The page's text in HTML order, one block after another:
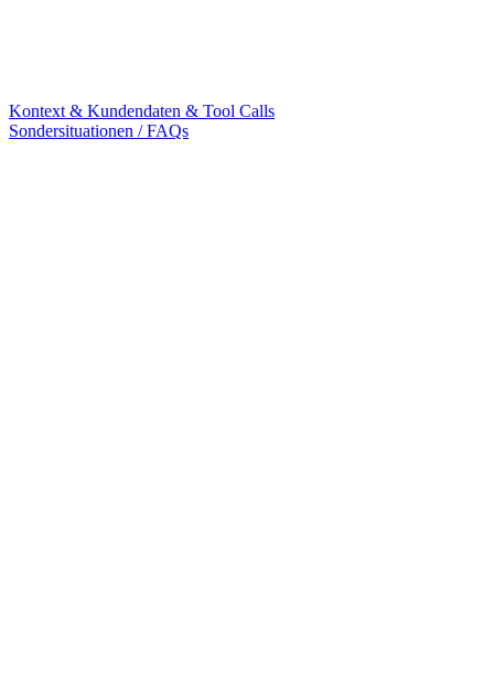
Kontext & Kundendaten & Tool Calls
Sondersituationen / FAQs